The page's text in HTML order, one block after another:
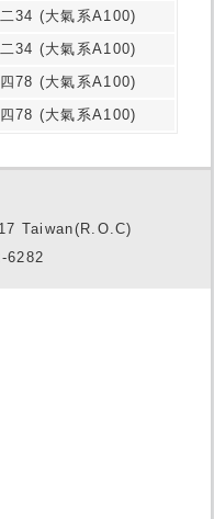
二34 (大氣系A100)
二34 (大氣系A100)
四78 (大氣系A100)
四78 (大氣系A100)
Taiwan(R.O.C)
6282